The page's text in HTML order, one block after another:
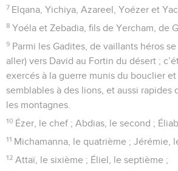
7 Elqana, Yichiya, Azareel, Yoézer et
8 Yoéla et Zebadia, fils de Yercham, de
9 Parmi les Gadites, de vaillants héros
aller) vers David au Fortin du désert ;
exercés à la guerre munis du bouclier et
semblables à des lions, et aussi rapides
les montagnes.
10 Ézer, le chef ; Abdias, le second ;
11 Michamanna, le quatrième ; Jérémie,
12 Attaï, le sixième ; Éliel, le septième ;